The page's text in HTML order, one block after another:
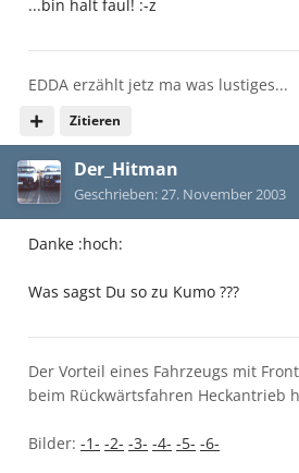
...bin halt faul! :-z
Zitieren
EDDA erzählt jetz ma was lustiges...
Der_Hitman
Geschrieben:27. November 2003
Danke :hoch:
Was sagst Du so zu Kumo ???
Der Vorteil eines Fahrzeugs mit
beim Rückwärtsfahren Heckantrieb
Bilder: -1- -2- -3- -4- -5- -6-